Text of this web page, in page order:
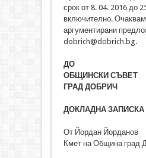
срок от 8. 04. 2016 до
включително.
аргументирани
dobrich@dobrich.bg.
ДО
ОБЩИНСКИ СЪВЕТ
ГРАД ДОБРИЧ
ДОКЛАДНА ЗАПИСКА
От Йордан Йорданов
Кмет на Община град